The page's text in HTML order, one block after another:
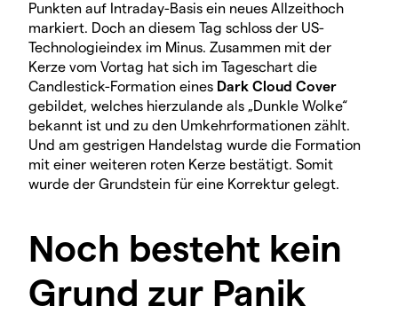
Punkten auf Intraday-Basis ein neues Allzeithoch
markiert. Doch an diesem Tag schloss der US-
Technologieindex im Minus. Zusammen mit der
Kerze vom Vortag hat sich im Tageschart die
Candlestick-Formation eines Dark Cloud Cover
gebildet, welches hierzulande als „Dunkle Wolke“
bekannt ist und zu den Umkehrformationen zählt.
Und am gestrigen Handelstag wurde die Formation
mit einer weiteren roten Kerze bestätigt. Somit
wurde der Grundstein für eine Korrektur gelegt.
Noch besteht kein
Grund zur Panik